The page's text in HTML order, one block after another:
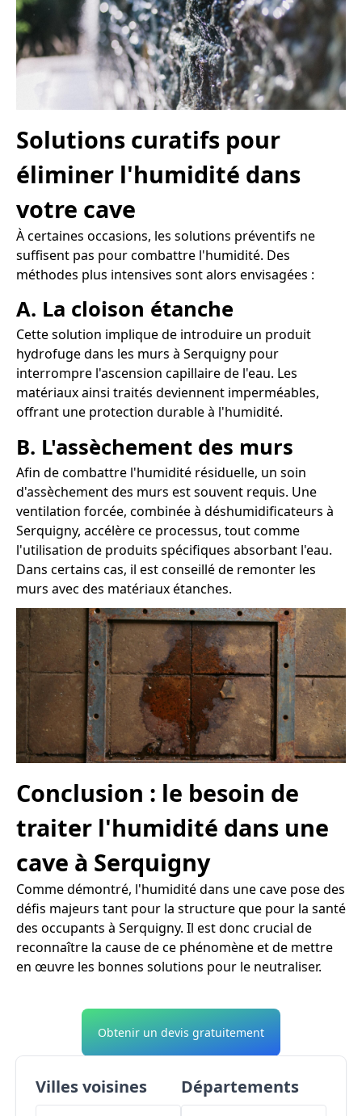
Solutions curatifs pour
éliminer l'humidité dans
votre cave
À certaines occasions, les solutions préventifs ne
suffisent pas pour combattre l'humidité. Des
méthodes plus intensives sont alors envisagées :
A. La cloison étanche
Cette solution implique de introduire un produit
hydrofuge dans les murs à Serquigny pour
interrompre l'ascension capillaire de l'eau. Les
matériaux ainsi traités deviennent imperméables,
offrant une protection durable à l'humidité.
B. L'assèchement des murs
Afin de combattre l'humidité résiduelle, un soin
d'assèchement des murs est souvent requis. Une
ventilation forcée, combinée à déshumidificateurs à
Serquigny, accélère ce processus, tout comme
l'utilisation de produits spécifiques absorbant l'eau.
Dans certains cas, il est conseillé de remonter les
murs avec des matériaux étanches.
Conclusion : le besoin de
traiter l'humidité dans une
cave à Serquigny
Comme démontré, l'humidité dans une cave pose des
défis majeurs tant pour la structure que pour la santé
des occupants à Serquigny. Il est donc crucial de
reconnaître la cause de ce phénomène et de mettre
en œuvre les bonnes solutions pour le neutraliser.
Obtenir un devis gratuitement
Villes voisines Départements